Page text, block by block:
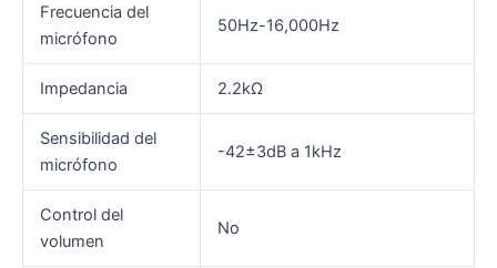
Frecuencia del
micrófono
50Hz-16,000Hz
Impedancia 2.2kΩ
Sensibilidad del
micrófono
-42±3dB a 1kHz
Control del
volumen
No